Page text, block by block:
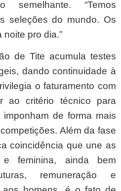
semelhante. “Temos
seleções do mundo. Os
pro dia.”
de Tite acumula testes
dando continuidade à
o faturamento com
ao critério técnico para
de forma mais
Além da fase
coincidência que une as
e feminina, ainda bem
remuneração e